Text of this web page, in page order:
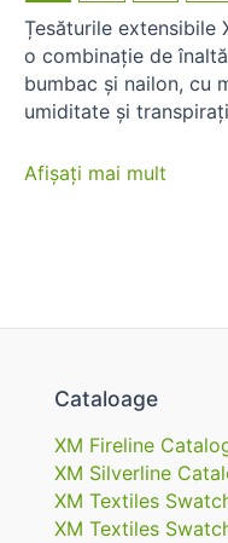
Țesăturile extensibile
o combinație de
bumbac și nailon, cu
umiditate și
Afișați mai mult
Cataloage
XM Fireline
XM Silverline
XM Textiles
XM Textiles